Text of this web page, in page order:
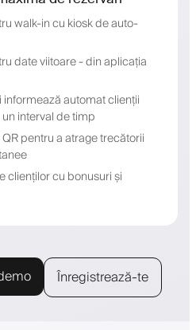
walk-in cu kiosk de auto-
date viitoare - din aplicația
automat clienții
interval de timp
pentru a atrage trecătorii
clienților cu bonusuri și
Înregistrează-te